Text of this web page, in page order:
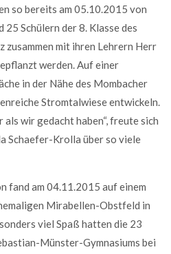
so bereits am 05.10.2015 von
25 Schülern der 8. Klasse des
zusammen mit ihren Lehrern Herr
werden. Auf einer
in der Nähe des Mombacher
Stromtalwiese entwickeln.
als wir gedacht haben“, freute sich
Schaefer-Krolla über so viele
fand am 04.11.2015 auf einem
Mirabellen-Obstfeld in
viel Spaß hatten die 23
Münster-Gymnasiums bei
consectetuer adipiscing
ligula eget dolor.